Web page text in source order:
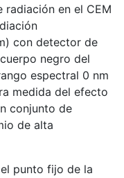
radiación en el CEM
con detector de
negro del
espectral 0 nm
medida del efecto
conjunto de
de alta
punto fijo de la